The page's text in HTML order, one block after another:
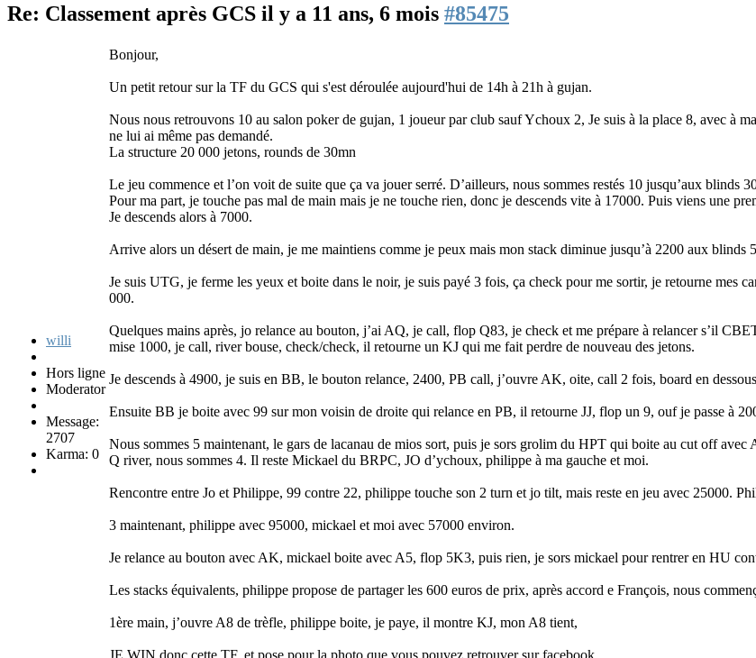
Re: Classement après GCS il y a 11 ans, 6 mois #85475
willi
Hors ligne
Moderator
Message:
2707
Karma: 0
Bonjour,
Un petit retour sur la TF du GCS qui s'est déroulée aujourd'hui de 14h à 21h à gujan.
Nous nous retrouvons 10 au salon poker de gujan, 1 joueur par club sauf Ychoux 2, Je suis à la place 8, avec à
ne lui ai même pas demandé.
La structure 20 000 jetons, rounds de 30mn
Le jeu commence et l’on voit de suite que ça va jouer serré. D’ailleurs, nous sommes restés 10 jusqu’aux blinds
Pour ma part, je touche pas mal de main mais je ne touche rien, donc je descends vite à 17000. Puis viens une
Je descends alors à 7000.
Arrive alors un désert de main, je me maintiens comme je peux mais mon stack diminue jusqu’à 2200 aux blinds
Je suis UTG, je ferme les yeux et boite dans le noir, je suis payé 3 fois, ça check pour me sortir, je retourne mes
000.
Quelques mains après, jo relance au bouton, j’ai AQ, je call, flop Q83, je check et me prépare à relancer s’il
mise 1000, je call, river bouse, check/check, il retourne un KJ qui me fait perdre de nouveau des jetons.
Je descends à 4900, je suis en BB, le bouton relance, 2400, PB call, j’ouvre AK, oite, call 2 fois, board en
Ensuite BB je boite avec 99 sur mon voisin de droite qui relance en PB, il retourne JJ, flop un 9, ouf je passe à
Nous sommes 5 maintenant, le gars de lacanau de mios sort, puis je sors grolim du HPT qui boite au cut off
Q river, nous sommes 4. Il reste Mickael du BRPC, JO d’ychoux, philippe à ma gauche et moi.
Rencontre entre Jo et Philippe, 99 contre 22, philippe touche son 2 turn et jo tilt, mais reste en jeu avec 25000.
3 maintenant, philippe avec 95000, mickael et moi avec 57000 environ.
Je relance au bouton avec AK, mickael boite avec A5, flop 5K3, puis rien, je sors mickael pour rentrer en HU
Les stacks équivalents, philippe propose de partager les 600 euros de prix, après accord e François, nous
1ère main, j’ouvre A8 de trèfle, philippe boite, je paye, il montre KJ, mon A8 tient,
JE WIN donc cette TF, et pose pour la photo que vous pouvez retrouver sur facebook.